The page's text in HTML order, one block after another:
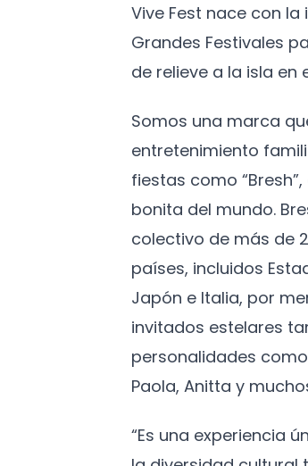
Vive Fest nace con
Grandes Festivales
de relieve a la isla
Somos una marca
entretenimiento
fiestas como
bonita del mundo.
colectivo de más de
países, incluidos
Japón e Italia, por
invitados estelares
personalidades como
Paola, Anitta y
“Es una experiencia